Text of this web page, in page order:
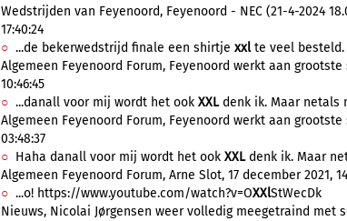
Wedstrijden van Feyenoord, Feyenoord - NEC (21-4-2024
17:40:24
...de bekerwedstrijd finale een shirtje xxlte veel besteld.
Algemeen Feyenoord Forum, Feyenoord werkt aan
10:46:45
...danall voor mij wordt het ook XXLdenk ik. Maar netals
Algemeen Feyenoord Forum, Feyenoord werkt aan
03:48:37
Haha danall voor mij wordt het ook XXLdenk ik. Maar
Algemeen Feyenoord Forum, Arne Slot, 17 december 2021,
...o! https://www.youtube.com/watch?v=OXXlStWecDk
Nieuws, Nicolai Jørgensen weer volledig meegetraind met